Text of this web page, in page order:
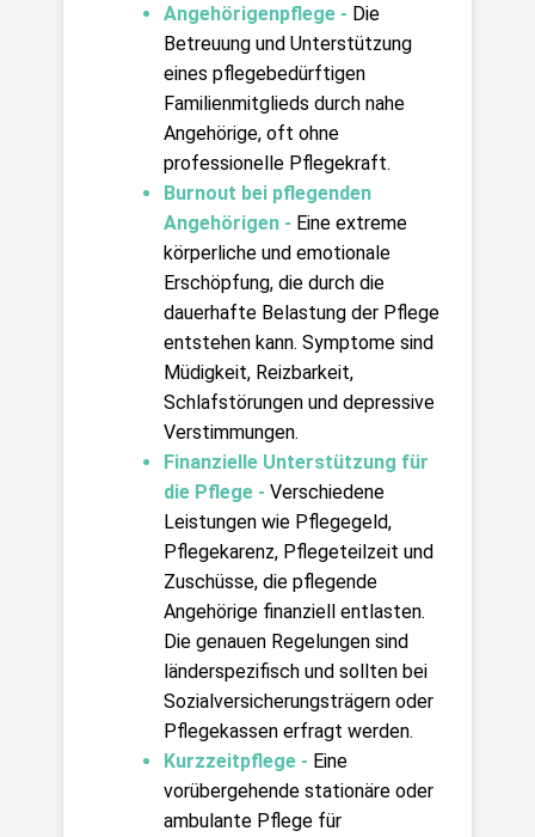
Angehörigenpflege - Die
Betreuung und Unterstützung
eines pflegebedürftigen
Familienmitglieds durch nahe
Angehörige, oft ohne
professionelle Pflegekraft.
Burnout bei pflegenden
Angehörigen - Eine extreme
körperliche und emotionale
Erschöpfung, die durch die
dauerhafte Belastung der Pflege
entstehen kann. Symptome sind
Müdigkeit, Reizbarkeit,
Schlafstörungen und depressive
Verstimmungen.
Finanzielle Unterstützung für
die Pflege - Verschiedene
Leistungen wie Pflegegeld,
Pflegekarenz, Pflegeteilzeit und
Zuschüsse, die pflegende
Angehörige finanziell entlasten.
Die genauen Regelungen sind
länderspezifisch und sollten bei
Sozialversicherungsträgern oder
Pflegekassen erfragt werden.
Kurzzeitpflege - Eine
vorübergehende stationäre oder
ambulante Pflege für